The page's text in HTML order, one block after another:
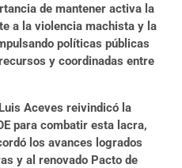
de mantener activa la
a la violencia machista y la
políticas públicas
y coordinadas entre
Aceves reivindicó la
para combatir esta lacra,
los avances logrados
y al renovado Pacto de